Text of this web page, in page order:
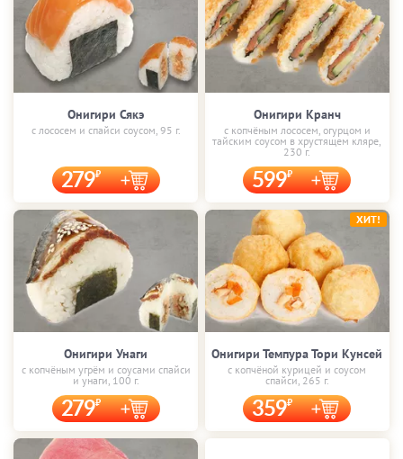
Онигири Сякэ
с лососем и спайси соусом, 95 г.
279
Онигири Кранч
с копчёным лососем, огурцом и
тайским соусом в хрустящем кляре,
230 г.
599
Онигири Унаги
с копчёным угрём и соусами спайси
и унаги, 100 г.
279
Онигири Темпура Тори Кунсей
с копчёной курицей и соусом
спайси, 265 г.
359
ХИТ!